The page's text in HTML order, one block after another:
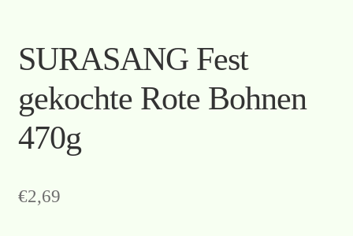
SURASANG Fest
gekochte Rote Bohnen
470g
€2,69